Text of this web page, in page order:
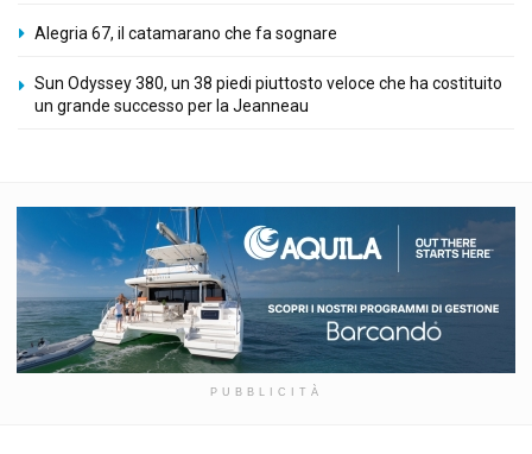
Alegria 67, il catamarano che fa sognare
Sun Odyssey 380, un 38 piedi piuttosto veloce che ha costituito
un grande successo per la Jeanneau
PUBBLICITÀ